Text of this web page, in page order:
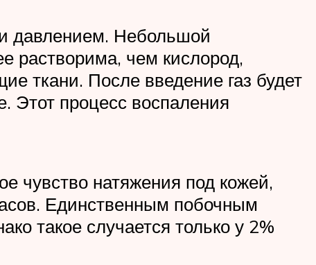
давлением. Небольшой
растворима, чем кислород,
ткани. После введение газ будет
Этот процесс воспаления
чувство натяжения под кожей,
Единственным побочным
такое случается только у 2%